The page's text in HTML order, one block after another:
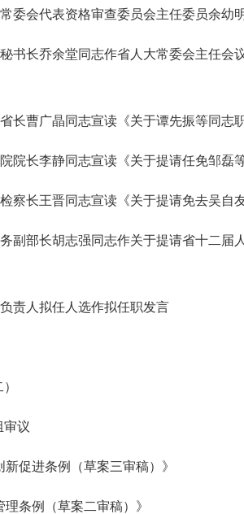
委会代表资格审查委员会主任委员余幼
书长乔余堂同志作省人大常委会主任会
长曹广晶同志宣读《关于谭先振等同志
院长李静同志宣读《关于提请任免邹磊
察长王晋同志宣读《关于提请免去吴自
副部长胡志强同志作关于提请省十二届
责人拟任人选作拟任职发言
审议
促进条例（草案三审稿）》
条例（草案二审稿）》